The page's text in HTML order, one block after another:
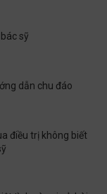
sỹ
dẫn chu đáo
điều trị không biết